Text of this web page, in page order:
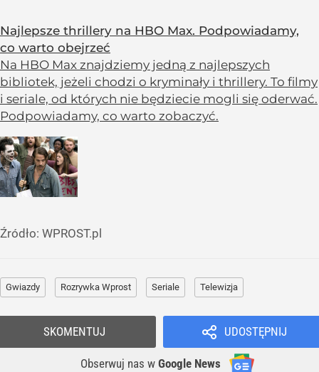
Najlepsze thrillery na HBO Max. Podpowiadamy,
co warto obejrzeć
Na HBO Max znajdziemy jedną z najlepszych
bibliotek, jeżeli chodzi o kryminały i thrillery. To filmy
i seriale, od których nie będziecie mogli się oderwać.
Podpowiadamy, co warto zobaczyć.
Źródło: WPROST.pl
Gwiazdy Rozrywka Wprost Seriale Telewizja
UDOSTĘPNIJ
Obserwuj nas w Google News
SKOMENTUJ